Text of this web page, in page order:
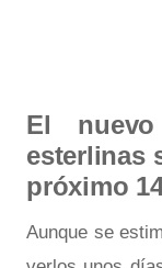
El
esterlinas
próximo
Aunque se